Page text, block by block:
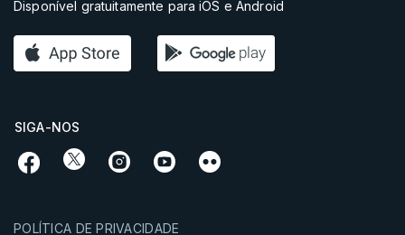
Disponível gratuitamente para iOS e Android
SIGA-NOS
POLÍTICA DE PRIVACIDADE